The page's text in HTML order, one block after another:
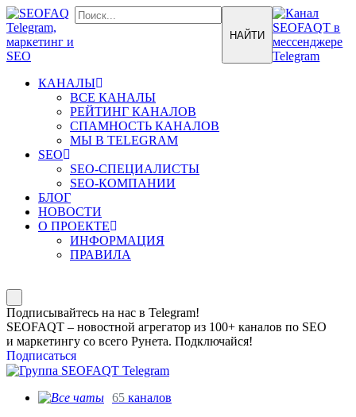
КАНАЛЫ
ВСЕ КАНАЛЫ
РЕЙТИНГ КАНАЛОВ
СПАМНОСТЬ КАНАЛОВ
МЫ В TELEGRAM
SEO
SEO-СПЕЦИАЛИСТЫ
SEO-КОМПАНИИ
БЛОГ
НОВОСТИ
О ПРОЕКТЕ
ИНФОРМАЦИЯ
ПРАВИЛА
Подписывайтесь на нас в Telegram!
SEOFAQT – новостной агрегатор из 100+ каналов по SEO
и маркетингу со всего Рунета. Подключайся!
Подписаться
65 каналов